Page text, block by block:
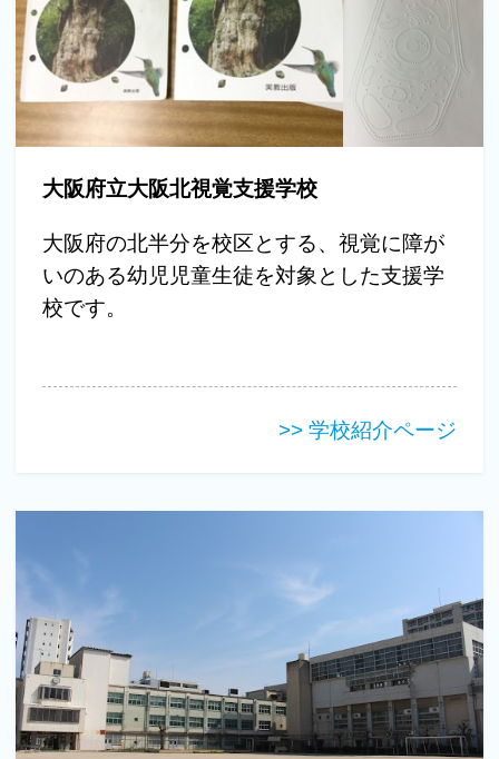
大阪府立大阪北視覚支援学校
大阪府の北半分を校区とする、視覚に障が
いのある幼児児童生徒を対象とした支援学
校です。
>> 学校紹介ページ